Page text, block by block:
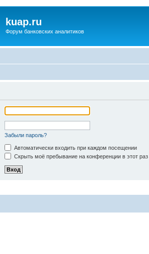
kuap.ru
Форум банковских аналитиков
Забыли пароль?
Автоматически входить при каждом посещении
Скрыть моё пребывание на конференции в этот раз